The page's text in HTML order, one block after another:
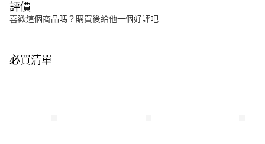
評價
喜歡這個商品嗎？購買後給他一個好評吧
必買清單